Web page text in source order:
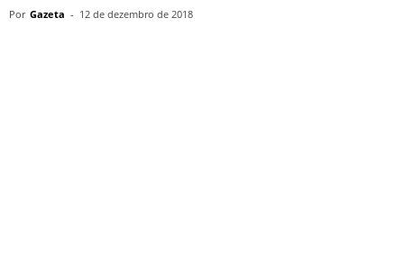
Por Gazeta - 12 de dezembro de 2018